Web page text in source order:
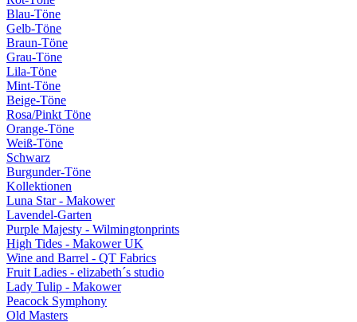
Blau-Töne
Gelb-Töne
Braun-Töne
Grau-Töne
Lila-Töne
Mint-Töne
Beige-Töne
Rosa/Pinkt Töne
Orange-Töne
Weiß-Töne
Schwarz
Burgunder-Töne
Kollektionen
Luna Star - Makower
Lavendel-Garten
Purple Majesty - Wilmingtonprints
High Tides - Makower UK
Wine and Barrel - QT Fabrics
Fruit Ladies - elizabeth´s studio
Lady Tulip - Makower
Peacock Symphony
Old Masters